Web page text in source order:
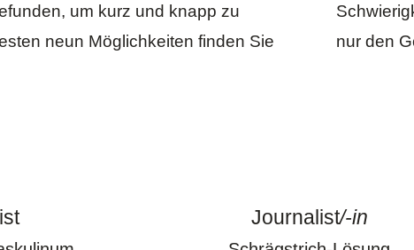
um kurz und knapp zu
neun Möglichkeiten finden Sie
nur den
Journalist/-in